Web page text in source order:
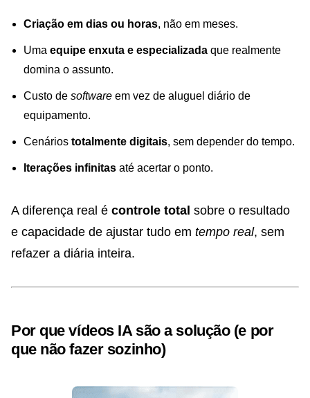
Criação em dias ou horas, não em meses.
Uma equipe enxuta e especializada que realmente
domina o assunto.
Custo de software em vez de aluguel diário de
equipamento.
Cenários totalmente digitais, sem depender do tempo.
Iterações infinitas até acertar o ponto.
A diferença real é controle total sobre o resultado
e capacidade de ajustar tudo em tempo real, sem
refazer a diária inteira.
Por que vídeos IA são a solução (e por
que não fazer sozinho)